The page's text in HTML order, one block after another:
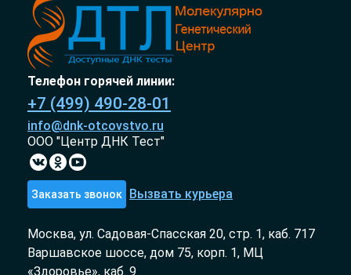
Телефон горячей линии:
+7 (499) 490-28-01
info@dnk-otcovstvo.ru
ООО "Центр ДНК Тест"
Заказать звонок Вызвать курьера
Москва, ул. Садовая-Спасская 20, стр. 1, каб. 717
Варшавское шоссе, дом 75, корп. 1, МЦ
«Здоровье», каб. 9